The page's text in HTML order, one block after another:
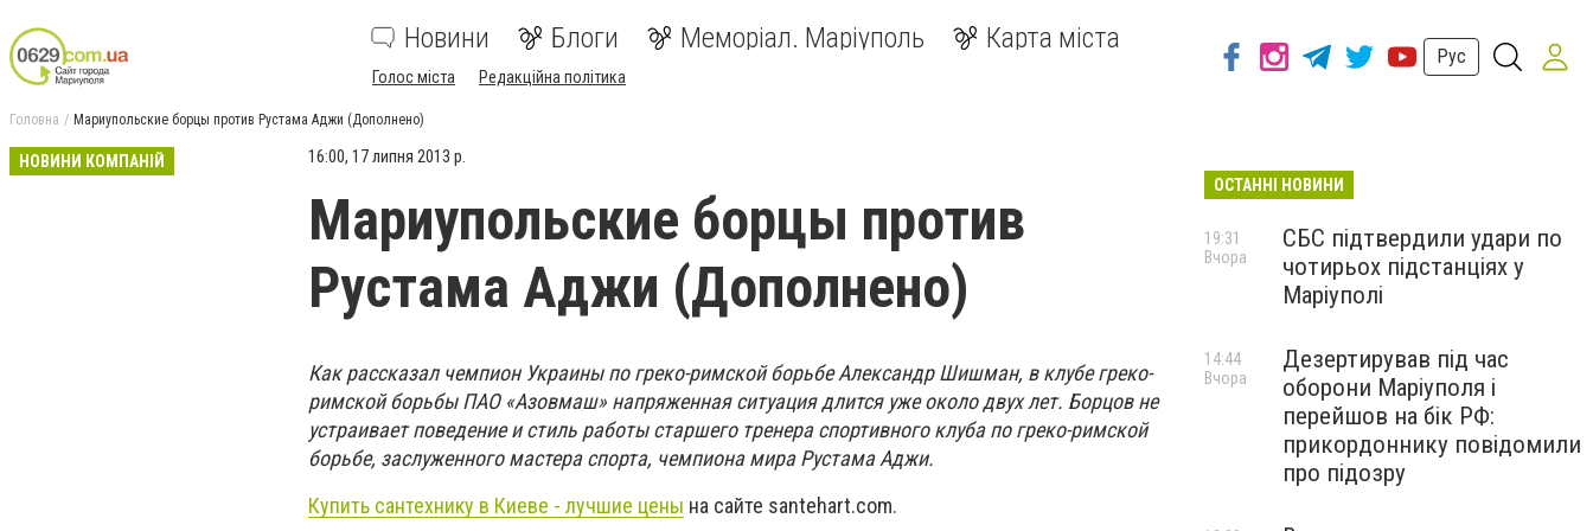
Новини Блоги Меморіал. Маріуполь Карта міста
Голос міста Редакційна політика
Рус
Головна Мариупольские борцы против Рустама Аджи (Дополнено)
НОВИНИ КОМПАНІЙ 16:00, 17 липня 2013 р.
Мариупольские борцы против
Рустама Аджи (Дополнено)
Как рассказал чемпион Украины по греко-римской борьбе Александр Шишман, в клубе греко-
римской борьбы ПАО «Азовмаш» напряженная ситуация длится уже около двух лет. Борцов не
устраивает поведение и стиль работы cтаршего тренера спортивного клуба по греко-римской
борьбе, заслуженного мастера спорта, чемпиона мира Рустама Аджи.
Купить сантехнику в Киеве - лучшие цены на сайте santehart.com.
ОСТАННІ НОВИНИ
СБС підтвердили удари по
чотирьох підстанціях у
Маріуполі
19:31
Вчора
Дезертирував під час
оборони Маріуполя і
перейшов на бік РФ:
прикордоннику повідомили
про підозру
14:44
Вчора